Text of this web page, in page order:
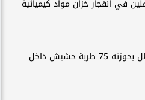
في انفجار خزان مواد كيميائية
ضبط عاطل بحوزته 75 طربة حشيش داخل